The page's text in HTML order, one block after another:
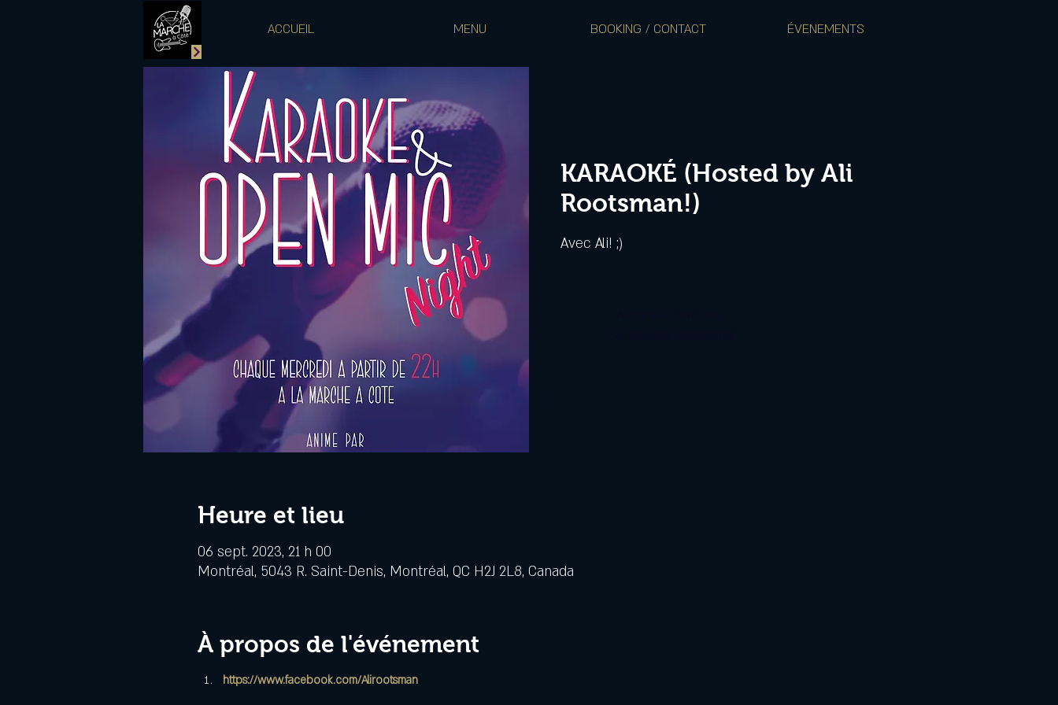
ACCUEIL MENU BOOKING / CONTACT ÉVENEMENTS
KARAOKÉ (Hosted by Ali
Rootsman!)
Avec Ali! ;)
Heure et lieu
06 sept. 2023, 21 h 00
Montréal, 5043 R. Saint-Denis, Montréal, QC H2J 2L8, Canada
À propos de l'événement
https://www.facebook.com/Alirootsman